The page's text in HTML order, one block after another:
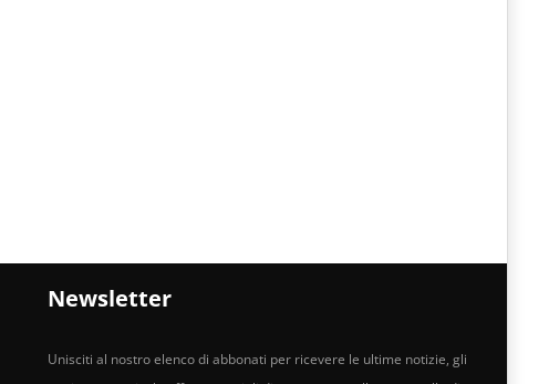
Newsletter
Unisciti al nostro elenco di abbonati per ricevere le ultime notizie, gli